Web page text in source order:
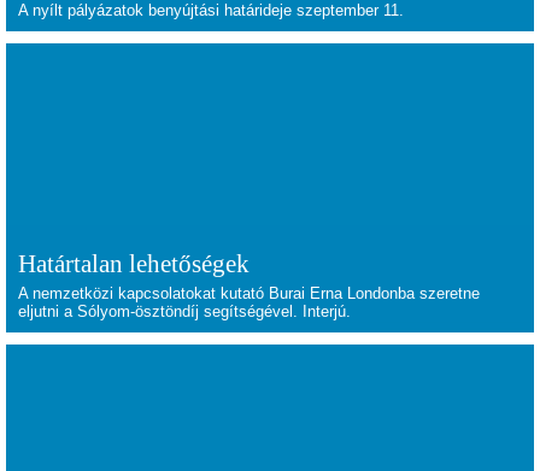
A nyílt pályázatok benyújtási határideje szeptember 11.
Határtalan lehetőségek
A nemzetközi kapcsolatokat kutató Burai Erna Londonba szeretne
eljutni a Sólyom-ösztöndíj segítségével. Interjú.